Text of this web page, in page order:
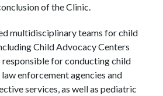
of the Clinic.
multidisciplinary teams for child
Child Advocacy Centers
for conducting child
enforcement agencies and
services, as well as pediatric